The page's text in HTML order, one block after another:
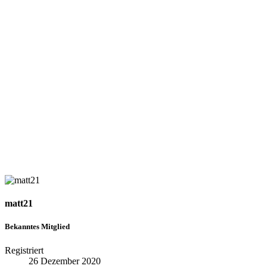
matt21
Bekanntes Mitglied
Registriert
26 Dezember 2020